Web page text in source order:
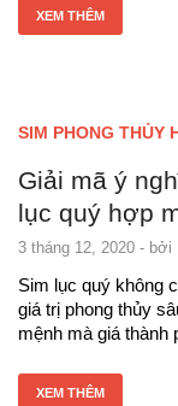
XEM THÊM
SIM PHONG THỦY
Giải mã ý
lục quý hợp
3 tháng 12, 2020 - bởi
Sim lục quý không
giá trị phong thủy
mệnh mà giá thành
XEM THÊM